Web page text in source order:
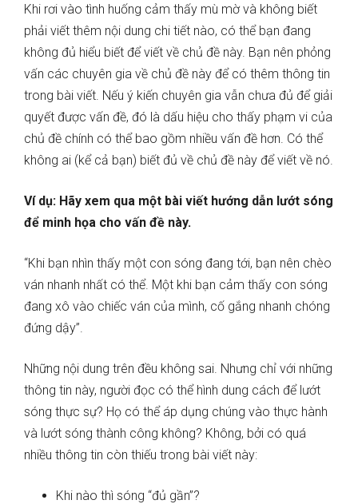
Khi rơi vào tình huống cảm thấy mù mờ và không biết
phải viết thêm nội dung chi tiết nào, có thể bạn đang
không đủ hiểu biết để viết về chủ đề này. Bạn nên phỏng
vấn các chuyên gia về chủ đề này để có thêm thông tin
trong bài viết. Nếu ý kiến chuyên gia vẫn chưa đủ để giải
quyết được vấn đề, đó là dấu hiệu cho thấy phạm vi của
chủ đề chính có thể bao gồm nhiều vấn đề hơn. Có thể
không ai (kể cả bạn) biết đủ về chủ đề này để viết về nó.
Ví dụ: Hãy xem qua một bài viết hướng dẫn lướt sóng
để minh họa cho vấn đề này.
“Khi bạn nhìn thấy một con sóng đang tới, bạn nên chèo
ván nhanh nhất có thể. Một khi bạn cảm thấy con sóng
đang xô vào chiếc ván của mình, cố gắng nhanh chóng
đứng dậy”.
Những nội dung trên đều không sai. Nhưng chỉ với những
thông tin này, người đọc có thể hình dung cách để lướt
sóng thực sự? Họ có thể áp dụng chúng vào thực hành
và lướt sóng thành công không? Không, bởi có quá
nhiều thông tin còn thiếu trong bài viết này:
Khi nào thì sóng “đủ gần”?